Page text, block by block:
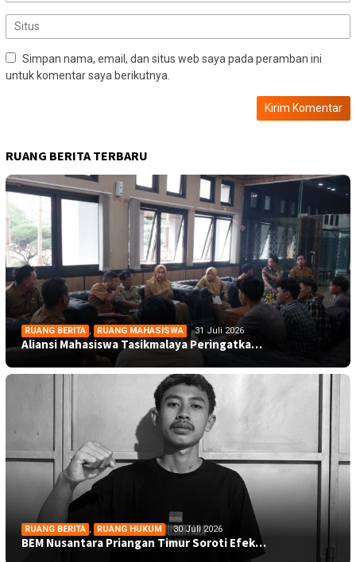
Simpan nama, email, dan situs web saya pada peramban ini
untuk komentar saya berikutnya.
RUANG BERITA TERBARU
RUANG BERITA , RUANG MAHASISWA 31 Juli 2026
Aliansi Mahasiswa Tasikmalaya Peringatka…
RUANG BERITA , RUANG HUKUM 30 Juli 2026
BEM Nusantara Priangan Timur Soroti Efek…